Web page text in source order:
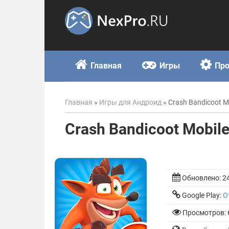
Главная Игры
Главная » Игры для Андроид » Crash Bandicoot
Crash Bandicoot Mobile
Обновлено:
Google Play:
Просмотров: